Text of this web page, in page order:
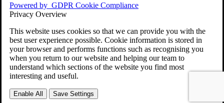
Powered by GDPR Cookie Compliance
Privacy Overview
This website uses cookies so that we can provide you with the
best user experience possible. Cookie information is stored in
your browser and performs functions such as recognising you
when you return to our website and helping our team to
understand which sections of the website you find most
interesting and useful.
Enable All Save Settings